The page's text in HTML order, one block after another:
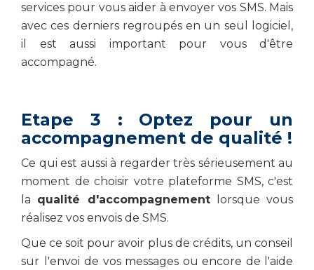
services pour vous aider à envoyer vos SMS. Mais
avec ces derniers regroupés en un seul logiciel,
il est aussi important pour vous d'être
accompagné.
Etape 3 : Optez pour un
accompagnement de qualité !
Ce qui est aussi à regarder très sérieusement au
moment de choisir votre plateforme SMS, c'est
la qualité d'accompagnementlorsque vous
réalisez vos envois de SMS.
Que ce soit pour avoir plus de crédits, un conseil
sur
l'envoi de vos messages ou encore de l'aide